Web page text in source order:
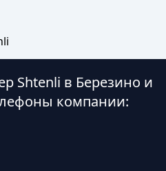
Shtenli в Березино и
компании: